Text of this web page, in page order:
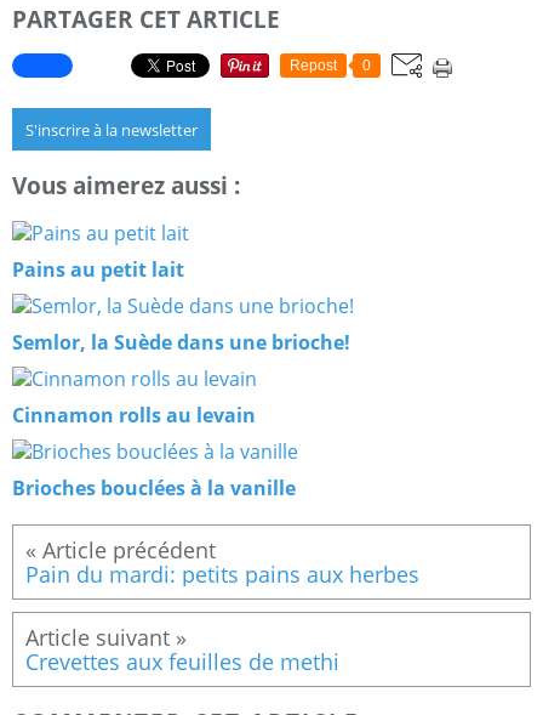
PARTAGER CET ARTICLE
Repost 0
S'inscrire à la newsletter
Vous aimerez aussi :
Pains au petit lait
Semlor, la Suède dans une brioche!
Cinnamon rolls au levain
Brioches bouclées à la vanille
Pain du mardi: petits pains aux herbes
Crevettes aux feuilles de methi